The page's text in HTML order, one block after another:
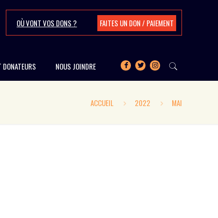
DONATEURS NOUS JOINDRE
OÙ VONT VOS DONS ? FAITES UN DON / PAIEMENT
ACCUEIL 2022 MAI